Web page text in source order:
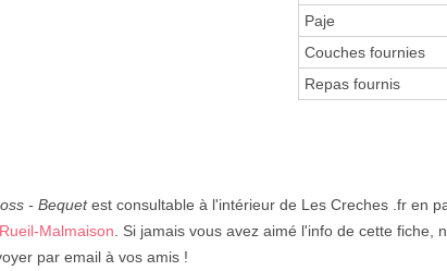
Paje
Couches fournies
Repas fournis
- Bequetest consultable à l'intérieur de Les Creches .fr en
Malmaison. Si jamais vous avez aimé l'info de cette fiche,
par email à vos amis !